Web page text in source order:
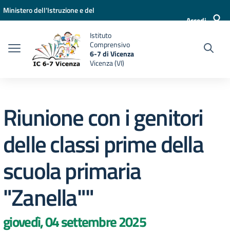
Vai ai contenuti
Vai al menu di navigazione
Vai al footer
Ministero dell'Istruzione e del
Accedi
Istituto
Comprensivo
6-7 di Vicenza
Vicenza (VI)
Riunione con i genitori
delle classi prime della
scuola primaria
"Zanella""
giovedì, 04 settembre 2025